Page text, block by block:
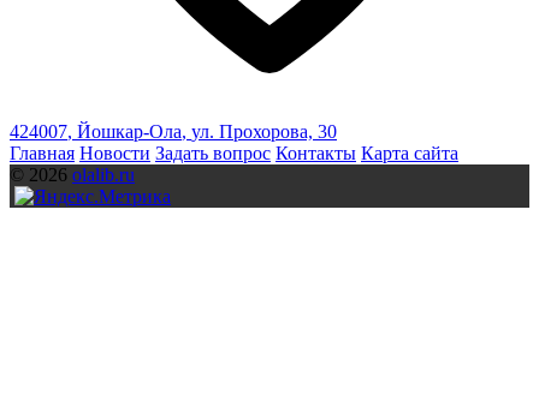
424007, Йошкар-Ола, ул. Прохорова, 30
Главная Новости Задать вопрос Контакты Карта сайта
© 2026 olalib.ru